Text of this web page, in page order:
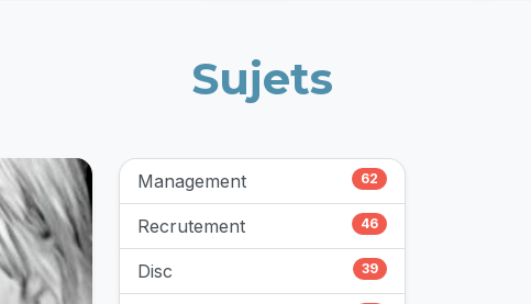
Sujets
Management 62
Recrutement 46
Disc 39